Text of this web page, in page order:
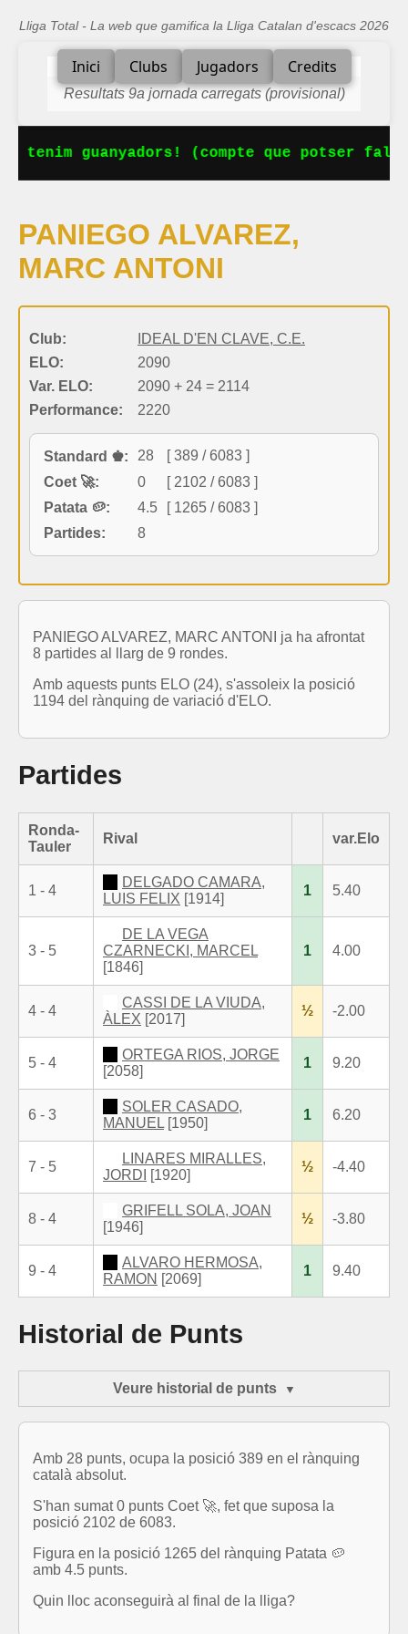
Lliga Total - La web que gamifica la Lliga Catalan d'escacs 2026
Inici Clubs Jugadors Credits
Resultats 9a jornada carregats (provisional)
tenim guanyadors! (compte que potser
PANIEGO ALVAREZ,
MARC ANTONI
Club:
IDEAL D'EN CLAVE, C.E.
ELO:
2090
Var. ELO:
2090 + 24 = 2114
Performance:
2220
Standard ♚: 28
[ 389 / 6083 ]
Coet 🚀:
0
[ 2102 / 6083 ]
Patata 🥔:
4.5
[ 1265 / 6083 ]
Partides:
8
PANIEGO ALVAREZ, MARC ANTONI ja ha afrontat
8 partides al llarg de 9 rondes.
Amb aquests punts ELO (24), s'assoleix la posició
1194 del rànquing de variació d'ELO.
Partides
Ronda-
Tauler
Rival var.Elo
1 - 4
DELGADO CAMARA,
LUIS FELIX [1914]
1 5.40
3 - 5
DE LA VEGA
CZARNECKI, MARCEL
[1846]
1 4.00
4 - 4
CASSI DE LA VIUDA,
ÀLEX [2017]
½ -2.00
5 - 4
ORTEGA RIOS, JORGE
[2058]
1 9.20
6 - 3
SOLER CASADO,
MANUEL [1950]
1 6.20
7 - 5
LINARES MIRALLES,
JORDI
[1920]
½ -4.40
8 - 4
GRIFELL SOLA, JOAN
[1946]
½ -3.80
9 - 4
ALVARO HERMOSA,
RAMON [2069]
1 9.40
Historial de Punts
Veure historial de punts
Amb 28 punts, ocupa la posició 389 en el rànquing
català absolut.
S'han sumat 0 punts Coet 🚀, fet que suposa la
posició 2102 de 6083.
Figura en la posició 1265 del rànquing Patata 🥔
amb 4.5 punts.
Quin lloc aconseguirà al final de la lliga?